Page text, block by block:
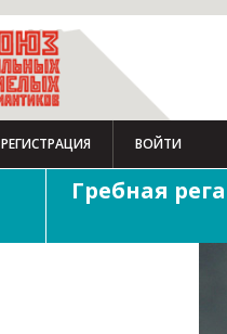
РЕГИСТРАЦИЯ ВОЙТИ
Гребная